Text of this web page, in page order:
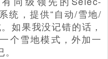
统，提供“自动/雪地/
如果我没记错的话，
个雪地模式，外加一